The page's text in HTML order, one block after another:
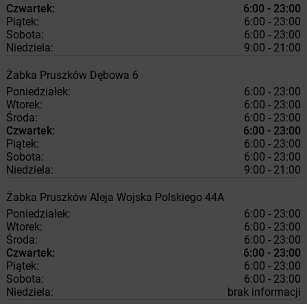
Czwartek:
6:00 - 23:00
Piątek:
6:00 - 23:00
Sobota:
6:00 - 23:00
Niedziela:
9:00 - 21:00
Żabka Pruszków Dębowa 6
Poniedziałek:
6:00 - 23:00
Wtorek:
6:00 - 23:00
Środa:
6:00 - 23:00
Czwartek:
6:00 - 23:00
Piątek:
6:00 - 23:00
Sobota:
6:00 - 23:00
Niedziela:
9:00 - 21:00
Żabka Pruszków Aleja Wojska Polskiego 44A
Poniedziałek:
6:00 - 23:00
Wtorek:
6:00 - 23:00
Środa:
6:00 - 23:00
Czwartek:
6:00 - 23:00
Piątek:
6:00 - 23:00
Sobota:
6:00 - 23:00
Niedziela:
brak informacji